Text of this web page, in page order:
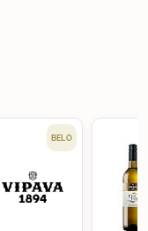
BELO